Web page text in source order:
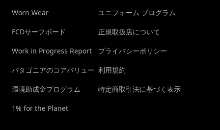
Worn Wear
FCDサーフボード
Work in Progress Report
パタゴニアのコアバリュー
環境助成金プログラム
1% for the Planet
ユニフォーム プログラム
正規取扱店について
プライバシーポリシー
利用規約
特定商取引法に基づく表示